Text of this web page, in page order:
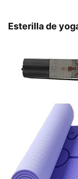
Esterilla de